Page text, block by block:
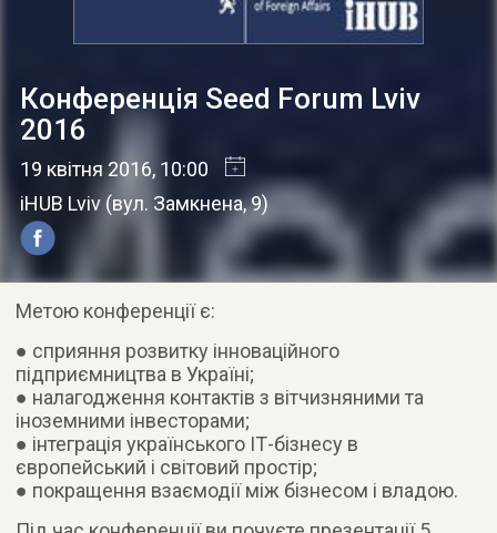
Конференція Seed Forum Lviv
2016
19 квітня 2016, 10:00
iHUB Lviv (вул. Замкнена, 9)
Метою конференції є:
● сприяння розвитку інноваційного
підприємництва в Україні;
● налагодження контактів з вітчизняними та
іноземними інвесторами;
● інтеграція українського ІТ-бізнесу в
європейський і світовий простір;
● покращення взаємодії між бізнесом і владою.